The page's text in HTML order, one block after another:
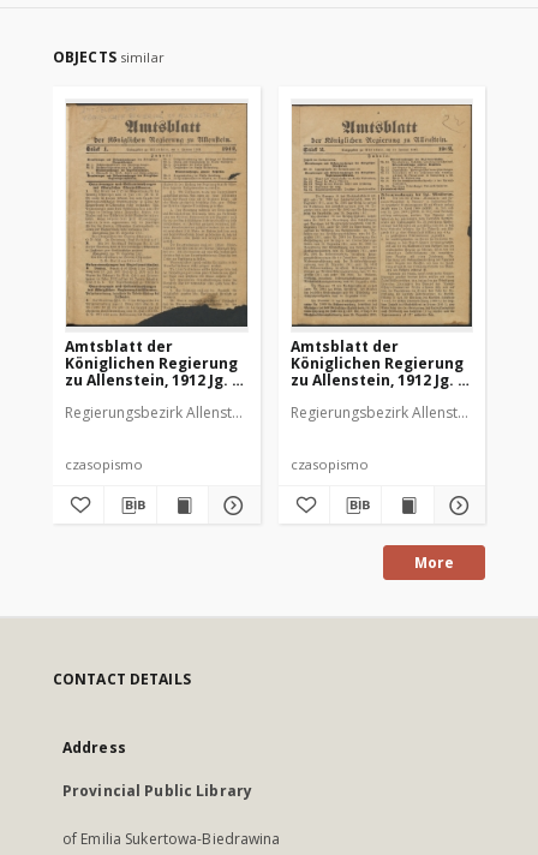
OBJECTS similar
Amtsblatt der
Königlichen Regierung
zu Allenstein, 1912 Jg. 8,
Regierungsbezirk Allenstein
czasopismo
Amtsblatt der
Königlichen Regierung
zu Allenstein, 1912 Jg. 8,
Regierungsbezirk Allenstein
czasopismo
More
CONTACT DETAILS
Address
Provincial Public Library
of Emilia Sukertowa-Biedrawina